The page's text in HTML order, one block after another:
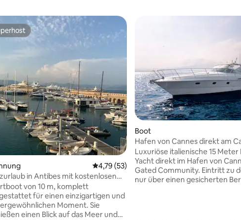
Bewertung: 4,64 von 5, 22 Bewertungen
Durchschnittliche Bewertung: 4,79 von 5,
4,79 (53)
in Antibes mit kostenlosen
von 10 m, komplett
für einen einzigartigen und
Moment. Sie
einen Blick auf das Meer und
Boot
Hafen von Cannes direkt am
Luxuriöse italienische 15 Meter
Yacht direkt im Hafen von
Gated Community. Eintritt zu
nur über einen gesicherten